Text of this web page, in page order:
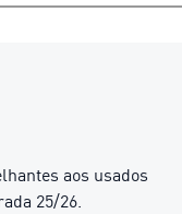
aos usados
25/26.